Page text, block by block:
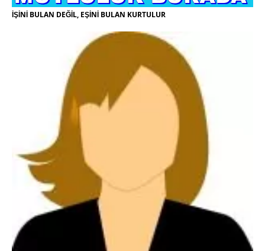
İŞİNİ BULAN DEĞİL, EŞİNİ BULAN KURTULUR